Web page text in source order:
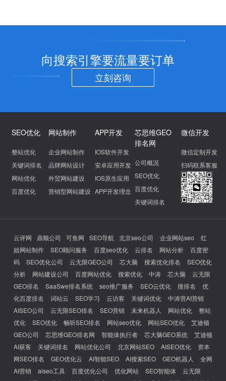
向搜索引擎要流量要订单
立刻咨询
SEO优化
整站优化
关键词排名
网站优化
百度优化
网站制作
企业网站制作
品牌网站设计
外贸网站建设
营销型网站建设
APP开发
IOS软件开发
安卓应用开发
IOS原生应用
APP开发理念
芯思维GEO
排名网
公司概况
SEO优化
百度优化
关键词排名
微信开发
微信定制开发
扫码联系客服
云评网 鼎顺公司 可鱼网 SEO导航 北京seo公司 企业网站seo
红
姐网站制作
SEO顾问服务 百度seo优化 云排名 网站分析
百度密
码
SEO优化公司 云无限GEO公司 芯大脑 搜索优化排名
SEO优化
分析
网站建设公司 百度网站优化 搜索优化 中涛 芯大脑
云无限
GEO排名
SaaSwe排名系统 seo推广服务 SEO云优化 搜排名
优
化百度排名
词站云 SEO学习 云访客 关键词优化
中涛营AI营销
AISEO公司
云无限SEO排名 SEO营销 未来机器人 网站优化
整站
优化
SEO优化 畅听SEO排名 网站seo优化 网站SEO优化
艾迪顿
GEO公司
芯思维GEO排名网 智能体执行者 芯大脑GEO系统
艾迪顿
AI获客
关键词排名 网站优化公司 北京网站SEO AISEO优化
资本
网SEO排名
GEO优化云 AI智能SEO AI搜索SEO GEO机器人
全网
AI营销
aiseo工具 百度优化公司 优化网站 SEO智能体
云无限